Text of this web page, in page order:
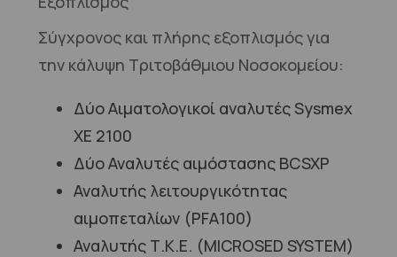
Σύγχρονος και πλήρης εξοπλισμός για
την κάλυψη Τριτοβάθμιου Νοσοκομείου:
Δύο Αιματολογικοί αναλυτές Sysmex
XE 2100
Δύο Αναλυτές αιμόστασης BCSXP
Αναλυτής λειτουργικότητας
αιμοπεταλίων (PFA100)
Αναλυτής Τ.Κ.Ε. (MICROSED SYSTEM)